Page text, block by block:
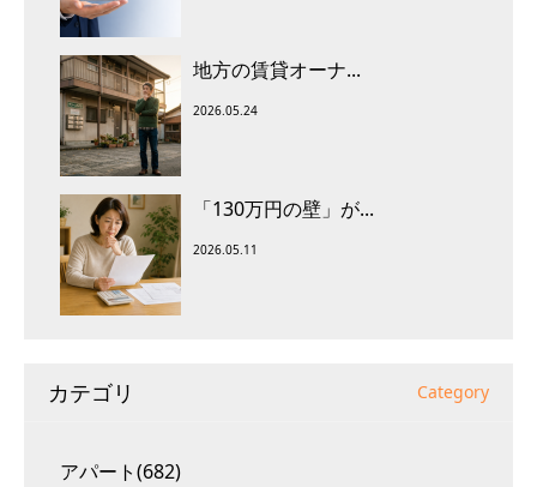
地方の賃貸オーナ...
2026.05.24
「130万円の壁」が...
2026.05.11
カテゴリ Category
アパート(682)